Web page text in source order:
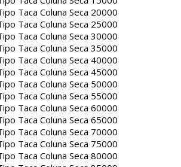
Taca Coluna Seca 20000
Taca Coluna Seca 25000
Taca Coluna Seca 30000
Taca Coluna Seca 35000
Taca Coluna Seca 40000
Taca Coluna Seca 45000
Taca Coluna Seca 50000
Taca Coluna Seca 55000
Taca Coluna Seca 60000
Taca Coluna Seca 65000
Taca Coluna Seca 70000
Taca Coluna Seca 75000
Taca Coluna Seca 80000